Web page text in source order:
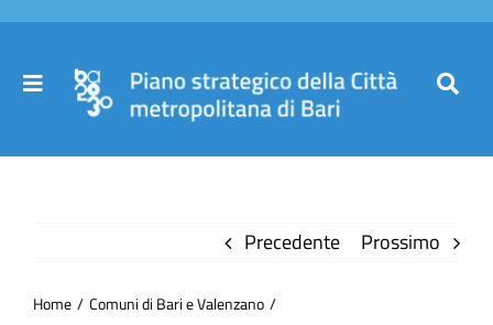
Salta
contenuto
Toggle
Precedente Prossimo
Home Comuni di Bari e Valenzano